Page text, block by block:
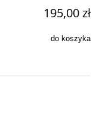
195,00 zł
do koszyka